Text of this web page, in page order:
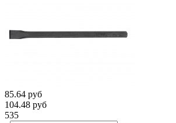
85.64 руб
104.48 руб
535